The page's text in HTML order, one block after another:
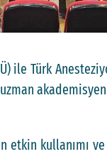
ile Türk
etkin kullanımı